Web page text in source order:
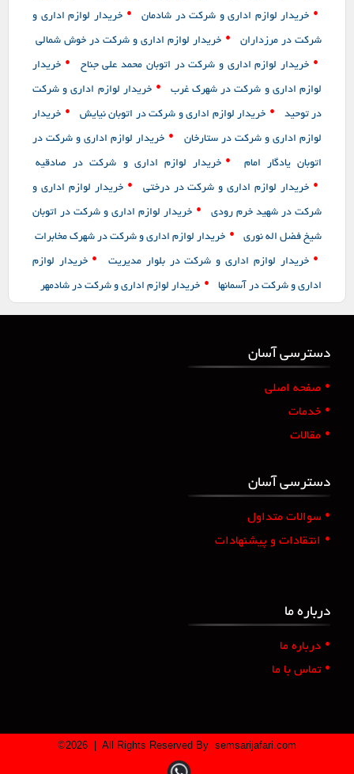
• خریدار لوازم اداری و شرکت در شادمان • خریدار لوازم اداری و
شرکت در مرزداران • خریدار لوازم اداری و شرکت در خوش شمالی
• خریدار لوازم اداری و شرکت در اتوبان محمد علی جناح • خریدار
لوازم اداری و شرکت در شهرک غرب • خریدار لوازم اداری و شرکت
در توحید • خریدار لوازم اداری و شرکت در اتوبان نیایش • خریدار
لوازم اداری و شرکت در ستارخان • خریدار لوازم اداری و شرکت در
اتوبان یادگار امام • خریدار لوازم اداری و شرکت در صادقیه
• خریدار لوازم اداری و شرکت در درختی • خریدار لوازم اداری و
شرکت در شهید خرم رودی • خریدار لوازم اداری و شرکت در اتوبان
شیخ فضل اله نوری • خریدار لوازم اداری و شرکت در شهرک مخابرات
• خریدار لوازم اداری و شرکت در بلوار مدیریت • خریدار لوازم
اداری و شرکت در آسمانها • خریدار لوازم اداری و شرکت در شادمهر
دسترسی آسان
• صفحه اصلی
• خدمات
• مقالات
دسترسی آسان
• سوالات متداول
• انتقادات و پیشنهادات
درباره ما
• درباره ما
• تماس با ما
©2026 | All Rights Reserved By semsarijafari.com